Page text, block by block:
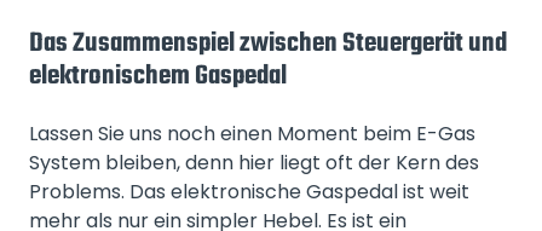
Das Zusammenspiel zwischen Steuergerät und
elektronischem Gaspedal
Lassen Sie uns noch einen Moment beim E-Gas
System bleiben, denn hier liegt oft der Kern des
Problems. Das elektronische Gaspedal ist weit
mehr als nur ein simpler Hebel. Es ist ein